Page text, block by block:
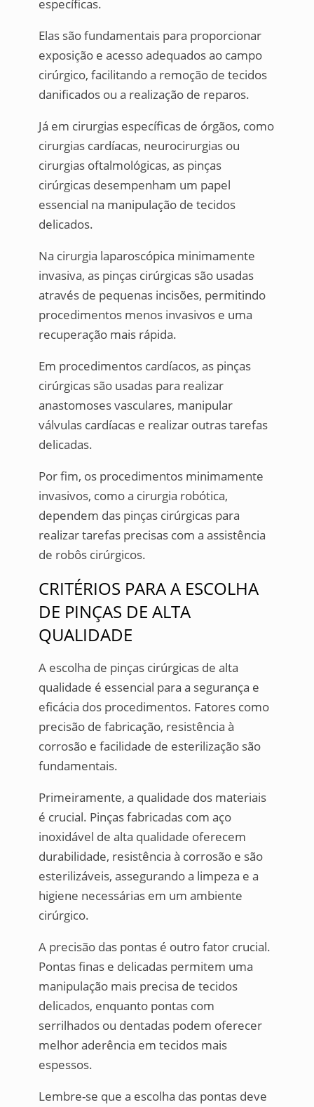
específicas.
Elas são fundamentais para proporcionar
exposição e acesso adequados ao campo
cirúrgico, facilitando a remoção de tecidos
danificados ou a realização de reparos.
Já em cirurgias específicas de órgãos, como
cirurgias cardíacas, neurocirurgias ou
cirurgias oftalmológicas, as pinças
cirúrgicas desempenham um papel
essencial na manipulação de tecidos
delicados.
Na cirurgia laparoscópica minimamente
invasiva, as pinças cirúrgicas são usadas
através de pequenas incisões, permitindo
procedimentos menos invasivos e uma
recuperação mais rápida.
Em procedimentos cardíacos, as pinças
cirúrgicas são usadas para realizar
anastomoses vasculares, manipular
válvulas cardíacas e realizar outras tarefas
delicadas.
Por fim, os procedimentos minimamente
invasivos, como a cirurgia robótica,
dependem das pinças cirúrgicas para
realizar tarefas precisas com a assistência
de robôs cirúrgicos.
CRITÉRIOS PARA A ESCOLHA
DE PINÇAS DE ALTA
QUALIDADE
A escolha de pinças cirúrgicas de alta
qualidade é essencial para a segurança e
eficácia dos procedimentos. Fatores como
precisão de fabricação, resistência à
corrosão e facilidade de esterilização são
fundamentais.
Primeiramente, a qualidade dos materiais
é crucial. Pinças fabricadas com aço
inoxidável de alta qualidade oferecem
durabilidade, resistência à corrosão e são
esterilizáveis, assegurando a limpeza e a
higiene necessárias em um ambiente
cirúrgico.
A precisão das pontas é outro fator crucial.
Pontas finas e delicadas permitem uma
manipulação mais precisa de tecidos
delicados, enquanto pontas com
serrilhados ou dentadas podem oferecer
melhor aderência em tecidos mais
espessos.
Lembre-se que a escolha das pontas deve